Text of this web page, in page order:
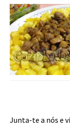
Junta-te a nós e